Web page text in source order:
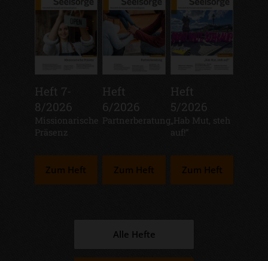
Heft 7-
8/2026
:
Missionarische
Präsenz
Zum Heft
Heft
6/2026
:
Partnerberatung
Zum Heft
Heft
5/2026
:„Hab Mut, steh
auf!“
Zum Heft
Alle Hefte